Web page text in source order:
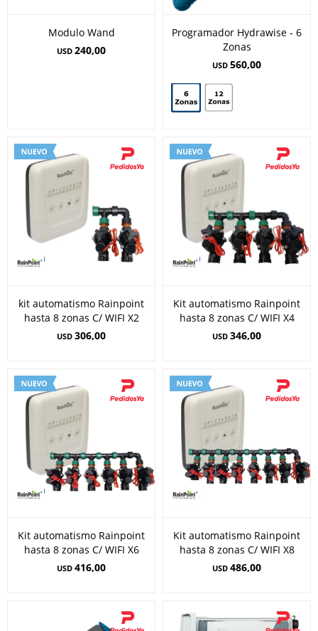
Modulo Wand
USD 240,00
Programador Hydrawise - 6
Zonas
USD 560,00
kit automatismo Rainpoint
hasta 8 zonas C/ WIFI X2
USD 306,00
Kit automatismo Rainpoint
hasta 8 zonas C/ WIFI X4
USD 346,00
Kit automatismo Rainpoint
hasta 8 zonas C/ WIFI X6
USD 416,00
Kit automatismo Rainpoint
hasta 8 zonas C/ WIFI X8
USD 486,00